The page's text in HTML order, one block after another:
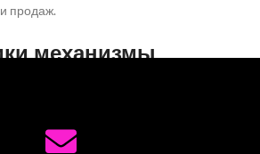
продаж.
механизмы
программы следуют по ссылкам и